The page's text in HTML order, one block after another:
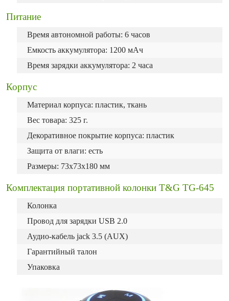
Питание
Время автономной работы: 6 часов
Емкость аккумулятора: 1200 мАч
Время зарядки аккумулятора: 2 часа
Корпус
Материал корпуса: пластик, ткань
Вес товара: 325 г.
Декоративное покрытие корпуса: пластик
Защита от влаги: есть
Размеры: 73x73x180 мм
Комплектация портативной колонки T&G TG-645
Колонка
Провод для зарядки USB 2.0
Аудио-кабель jack 3.5 (AUX)
Гарантийный талон
Упаковка